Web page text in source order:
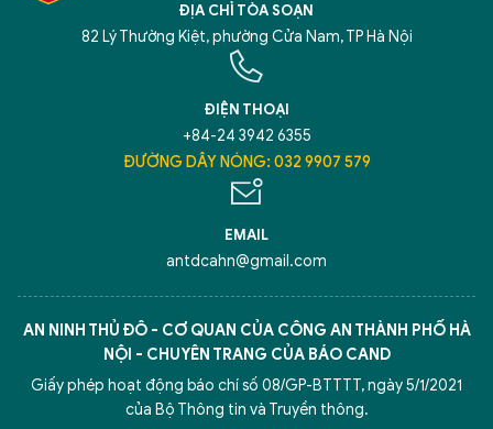
ĐỊA CHỈ TÒA SOẠN
82 Lý Thường Kiệt, phường Cửa Nam, TP Hà Nội
ĐIỆN THOẠI
+84-24 3942 6355
ĐƯỜNG DÂY NÓNG: 032 9907 579
EMAIL
antdcahn@gmail.com
AN NINH THỦ ĐÔ - CƠ QUAN CỦA CÔNG AN THÀNH PHỐ HÀ
NỘI - CHUYÊN TRANG CỦA BÁO CAND
Giấy phép hoạt động báo chí số 08/GP-BTTTT, ngày 5/1/2021
của Bộ Thông tin và Truyền thông.